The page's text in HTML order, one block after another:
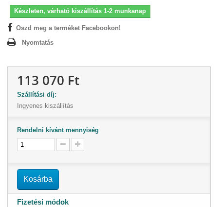
Készleten, várható kiszállítás 1-2 munkanap
Oszd meg a terméket Facebookon!
Nyomtatás
113 070 Ft
Szállítási díj:
Ingyenes kiszállítás
Rendelni kívánt mennyiség
Kosárba
Fizetési módok